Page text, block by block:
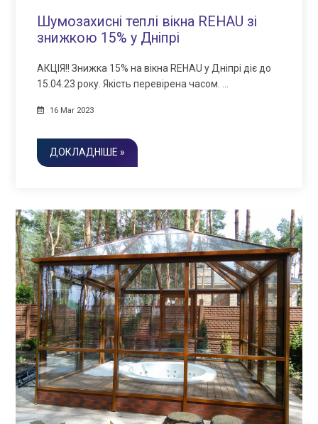
Шумозахисні теплі вікна REHAU зі
знижкою 15% у Дніпрі
АКЦІЯ!! Знижка 15% на вікна REHAU у Дніпрі діє до
15.04.23 року. Якість перевірена часом. …
16 Mar 2023
ДОКЛАДНІШЕ »